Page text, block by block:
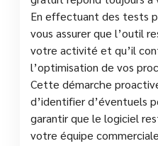
En effectuant des tests
vous assurer que l’outil
votre activité et qu’il
l’optimisation de vos
Cette démarche
d’identifier d’éventuels
garantir que le logiciel
votre équipe